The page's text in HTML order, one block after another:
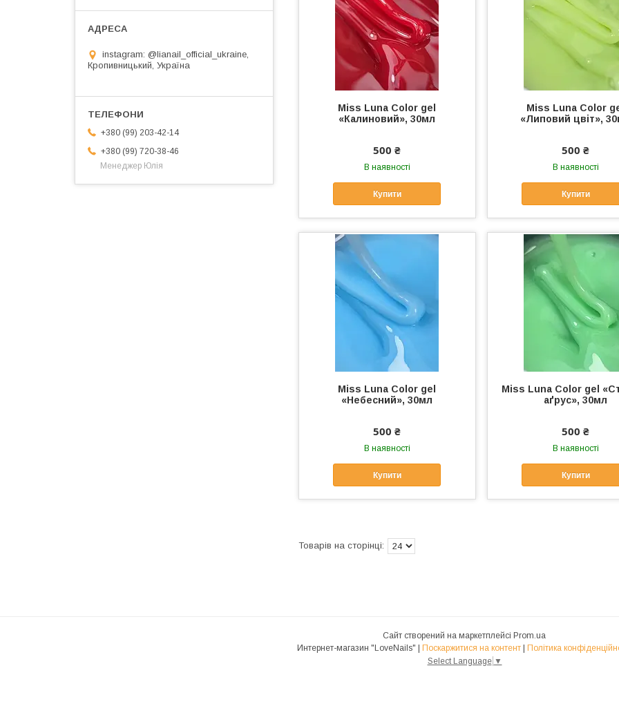
Miss Luna Color gel
«Калиновий», 30мл
500 ₴
В наявності
Купити
Miss Luna Color
«Липовий цвіт»,
500 ₴
В наявності
Купити
Miss Luna Color gel
«Небесний», 30мл
500 ₴
В наявності
Купити
Miss Luna Color gel
аґрус», 30мл
500 ₴
В наявності
Купити
instagram: @lianail_official_ukraine,
Кропивницький, Україна
+380 (99) 203-42-14
+380 (99) 720-38-46
Менеджер Юлія
Сайт створений на маркетплейсі Prom.ua
Поскаржитися на контент
Політика
Select Language ▼